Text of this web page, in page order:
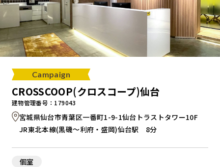
Campaign
CROSSCOOP(クロスコープ)仙台
建物管理番号：179043
宮城県仙台市青葉区一番町1-9-1仙台トラストタワー10F
JR東北本線(黒磯～利府・盛岡)仙台駅 8分
個室